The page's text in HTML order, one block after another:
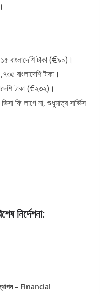
বাংলাদেশি টাকা (€৯০)।
বাংলাদেশি টাকা।
টাকা (€২৩২)।
ফি লাগে না, শুধুমাত্র সার্ভিস
স্থাপন – Financial